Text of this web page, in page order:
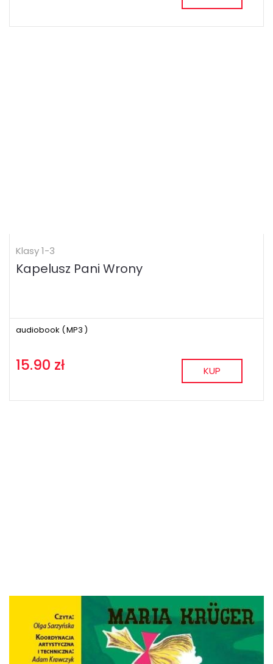
Klasy 1-3
Kapelusz Pani Wrony
audiobook (MP3 )
15.90 zł KUP